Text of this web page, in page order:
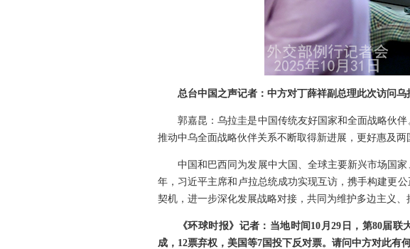
总台中国之声记者：中方对丁薛祥副总理此次访问乌
郭嘉昆：乌拉圭是中国传统友好国家和全面战略伙
推动中乌全面战略伙伴关系不断取得新进展，更好惠及两
中国和巴西同为发展中大国、全球主要新兴市场国
年，习近平主席和卢拉总统成功实现互访，携手构建更
契机，进一步深化发展战略对接，共同为维护多边主义、
《环球时报》记者：当地时间10月29日，第80届
成，12票弃权，美国等7国投下反对票。请问中方对此有